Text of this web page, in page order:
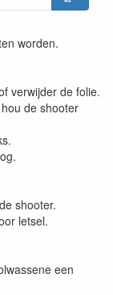
worden.
verwijder de folie.
de shooter
shooter.
letsel.
een